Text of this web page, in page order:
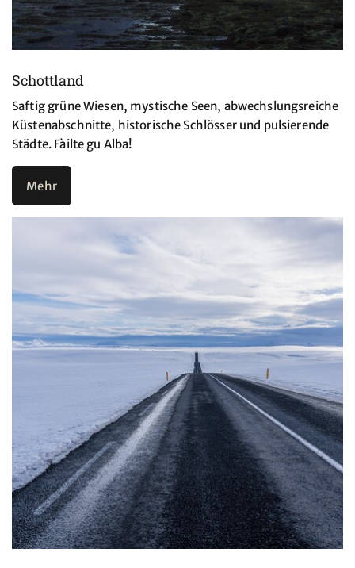
Schottland
Saftig grüne Wiesen, mystische Seen, abwechslungsreiche
Küstenabschnitte, historische Schlösser und pulsierende
Städte. Fàilte gu Alba!
Mehr